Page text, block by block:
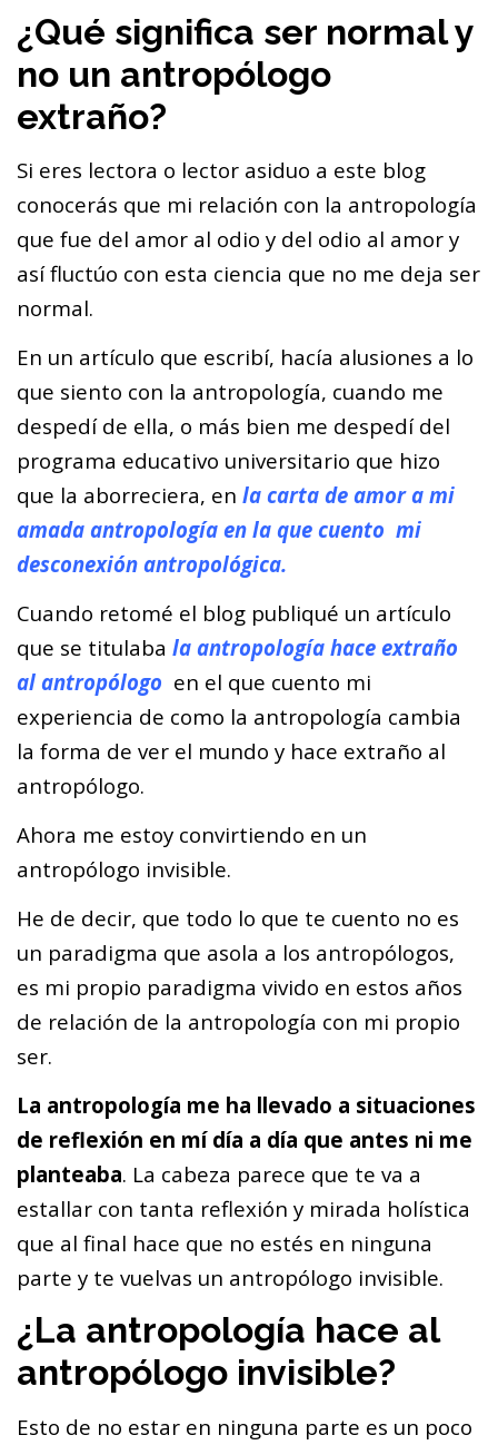
¿Qué significa ser normal y
no un antropólogo
extraño?
Si eres lectora o lector asiduo a este blog
conocerás que mi relación con la antropología
que fue del amor al odio y del odio al amor y
así fluctúo con esta ciencia que no me deja ser
normal.
En un artículo que escribí, hacía alusiones a lo
que siento con la antropología, cuando me
despedí de ella, o más bien me despedí del
programa educativo universitario que hizo
que la aborreciera, en la carta de amor a mi
amada antropología en la que cuento mi
desconexión antropológica.
Cuando retomé el blog publiqué un artículo
que se titulaba la antropología hace extraño
al antropólogo en el que cuento mi
experiencia de como la antropología cambia
la forma de ver el mundo y hace extraño al
antropólogo.
Ahora me estoy convirtiendo en un
antropólogo invisible.
He de decir, que todo lo que te cuento no es
un paradigma que asola a los antropólogos,
es mi propio paradigma vivido en estos años
de relación de la antropología con mi propio
ser.
La antropología me ha llevado a situaciones
de reflexión en mí día a día que antes ni me
planteaba. La cabeza parece que te va a
estallar con tanta reflexión y mirada holística
que al final hace que no estés en ninguna
parte y te vuelvas un antropólogo invisible.
¿La antropología hace al
antropólogo invisible?
Esto de no estar en ninguna parte es un poco